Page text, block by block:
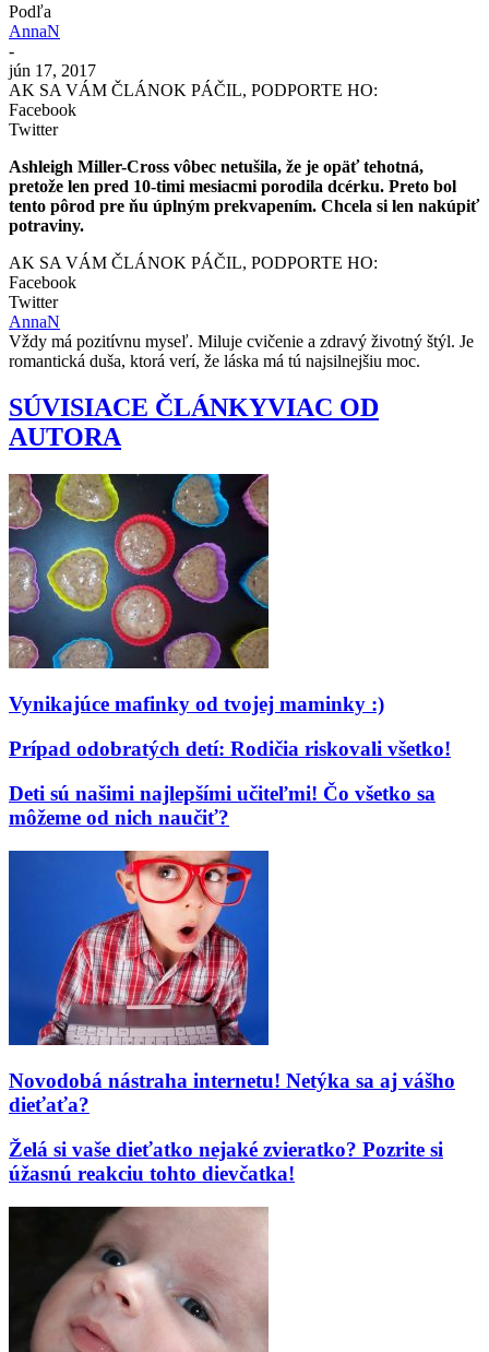
Podľa
AnnaN
-
jún 17, 2017
AK SA VÁM ČLÁNOK PÁČIL, PODPORTE HO:
Facebook
Twitter
Ashleigh Miller-Cross vôbec netušila, že je opäť tehotná,
pretože len pred 10-timi mesiacmi porodila dcérku. Preto bol
tento pôrod pre ňu úplným prekvapením. Chcela si len nakúpiť
potraviny.
AK SA VÁM ČLÁNOK PÁČIL, PODPORTE HO:
Facebook
Twitter
AnnaN
Vždy má pozitívnu myseľ. Miluje cvičenie a zdravý životný štýl. Je
romantická duša, ktorá verí, že láska má tú najsilnejšiu moc.
SÚVISIACE ČLÁNKYVIAC OD
AUTORA
Vynikajúce mafinky od tvojej maminky :)
Prípad odobratých detí: Rodičia riskovali všetko!
Deti sú našimi najlepšími učiteľmi! Čo všetko sa
môžeme od nich naučiť?
Novodobá nástraha internetu! Netýka sa aj vášho
dieťaťa?
Želá si vaše dieťatko nejaké zvieratko? Pozrite si
úžasnú reakciu tohto dievčatka!